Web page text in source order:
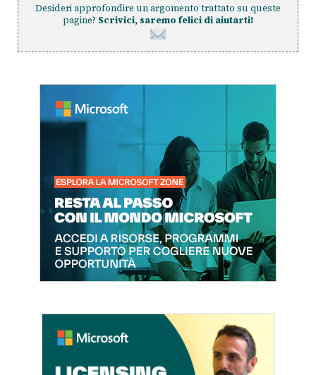
Desideri approfondire un argomento trattato su queste
pagine? Scrivici, saremo felici di aiutarti!